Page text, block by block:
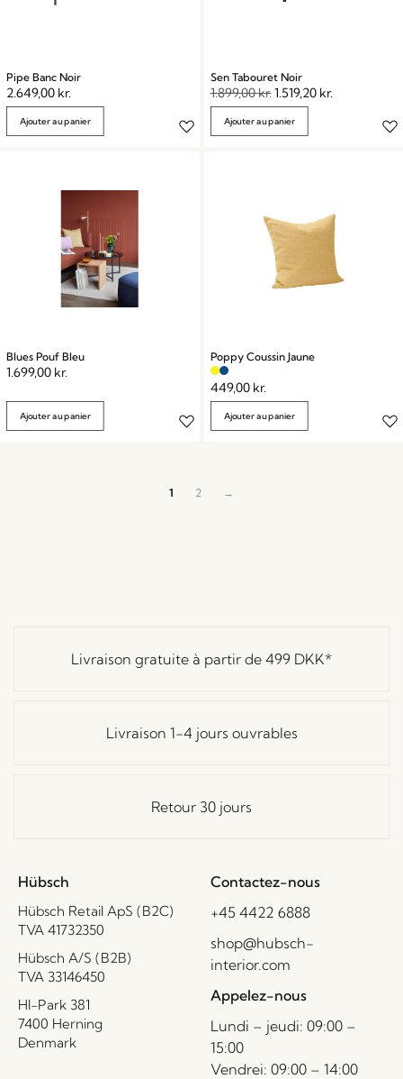
Pipe Banc Noir
2.649,00 kr.
Ajouter au panier
Sen Tabouret Noir
1.899,00kr.1.519,20 kr.
Ajouter au panier
Blues Pouf Bleu
1.699,00 kr.
Ajouter au panier
Poppy Coussin Jaune
449,00 kr.
Ajouter au panier
1 2 →
Livraison gratuite à partir de 499 DKK*
Livraison 1-4 jours ouvrables
Retour 30 jours
Hübsch
Hübsch Retail ApS (B2C)
TVA 41732350
Hübsch A/S (B2B)
TVA 33146450
HI-Park 381
7400 Herning
Denmark
Contactez-nous
+45 4422 6888
shop@hubsch-
interior.com
Appelez-nous
Lundi – jeudi: 09:00 –
15:00
Vendrei: 09:00 – 14:00